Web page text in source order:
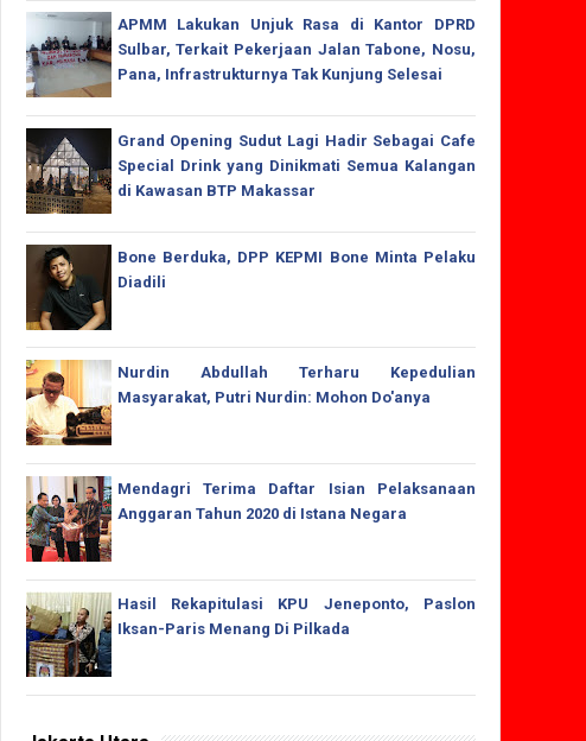
APMM Lakukan Unjuk Rasa di Kantor DPRD
Sulbar, Terkait Pekerjaan Jalan Tabone, Nosu,
Pana, Infrastrukturnya Tak Kunjung Selesai
Grand Opening Sudut Lagi Hadir Sebagai Cafe
Special Drink yang Dinikmati Semua Kalangan
di Kawasan BTP Makassar
Bone Berduka, DPP KEPMI Bone Minta Pelaku
Diadili
Nurdin Abdullah Terharu Kepedulian
Masyarakat, Putri Nurdin: Mohon Do'anya
Mendagri Terima Daftar Isian Pelaksanaan
Anggaran Tahun 2020 di Istana Negara
Hasil Rekapitulasi KPU Jeneponto, Paslon
Iksan-Paris Menang Di Pilkada